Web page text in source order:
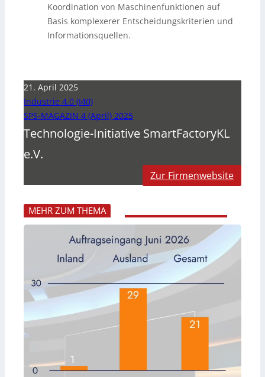
Koordination von Maschinenfunktionen auf
Basis komplexerer Entscheidungskriterien und
Informationsquellen.
21. April 2025
Industrie 4.0 (I40)
SPS-MAGAZIN 4 (April) 2025
Technologie-Initiative SmartFactoryKL
e.V.
Zur Firmenwebsite
MEHR ZUM THEMA